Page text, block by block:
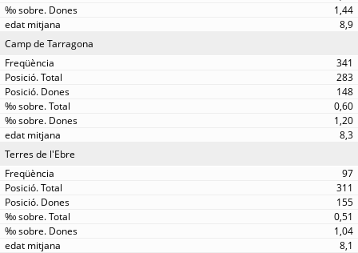
1,44
8,9
Camp de Tarragona
341
283
148
0,60
1,20
8,3
Terres de l'Ebre
97
311
155
0,51
1,04
8,1